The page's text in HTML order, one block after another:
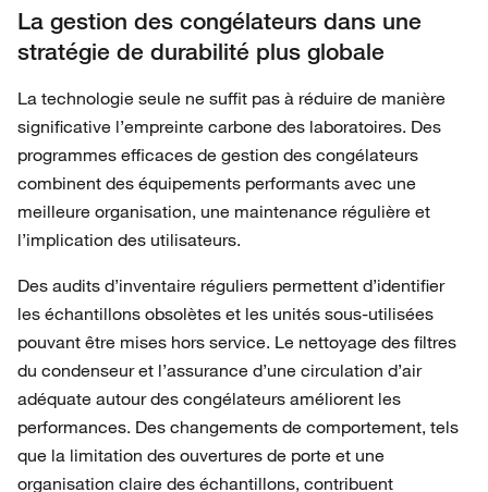
La gestion des congélateurs dans une
stratégie de durabilité plus globale
La technologie seule ne suffit pas à réduire de manière
significative l’empreinte carbone des laboratoires. Des
programmes efficaces de gestion des congélateurs
combinent des équipements performants avec une
meilleure organisation, une maintenance régulière et
l’implication des utilisateurs.
Des audits d’inventaire réguliers permettent d’identifier
les échantillons obsolètes et les unités sous-utilisées
pouvant être mises hors service. Le nettoyage des filtres
du condenseur et l’assurance d’une circulation d’air
adéquate autour des congélateurs améliorent les
performances. Des changements de comportement, tels
que la limitation des ouvertures de porte et une
organisation claire des échantillons, contribuent